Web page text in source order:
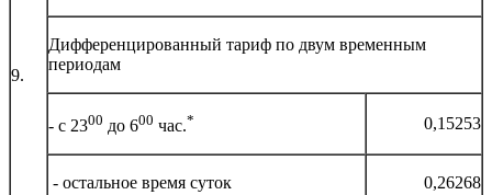
9.
Дифференцированный тариф по двум временным
периодам
- с 2300 до 600 час.* 0,15253
- остальное время суток 0,26268